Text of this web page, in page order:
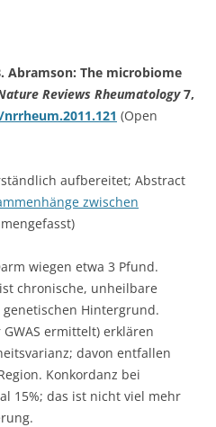
Abramson: The microbiome
Reviews Rheumatology7,
nrrheum.2011.121 (Open
aufbereitet; Abstract
zwischen
wiegen etwa 3 Pfund.
chronische, unheilbare
Hintergrund.
ermittelt) erklären
davon entfallen
Konkordanz bei
15%; das ist nicht viel mehr